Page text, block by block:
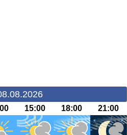
15:00 18:00 21:00